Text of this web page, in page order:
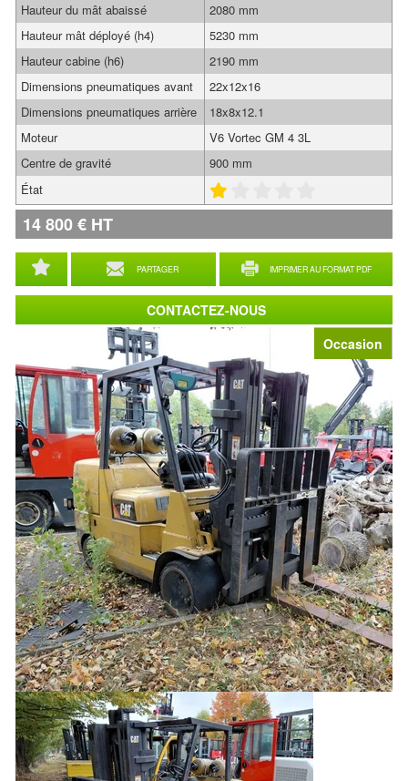
Occasion
PARTAGER IMPRIMER AU FORMAT PDF
Hauteur du mât abaissé
2080 mm
Hauteur mât déployé (h4)
5230 mm
Hauteur cabine (h6)
2190 mm
Dimensions pneumatiques avant
22x12x16
Dimensions pneumatiques arrière
18x8x12.1
Moteur
V6 Vortec GM 4 3L
Centre de gravité
900 mm
État
14 800€ HT
CONTACTEZ-NOUS